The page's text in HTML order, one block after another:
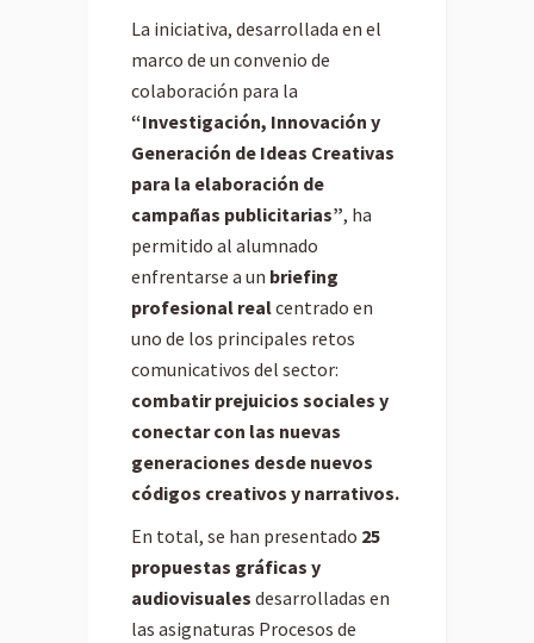
La iniciativa, desarrollada en el
marco de un convenio de
colaboración para la
“Investigación, Innovación y
Generación de Ideas Creativas
para la elaboración de
campañas publicitarias”, ha
permitido al alumnado
enfrentarse a un briefing
profesional realcentrado en
uno de los principales retos
comunicativos del sector:
combatir prejuicios sociales y
conectar con las nuevas
generaciones desde nuevos
códigos creativos y narrativos.
En total, se han presentado 25
propuestas gráficas y
audiovisuales desarrolladas en
las asignaturas Procesos de